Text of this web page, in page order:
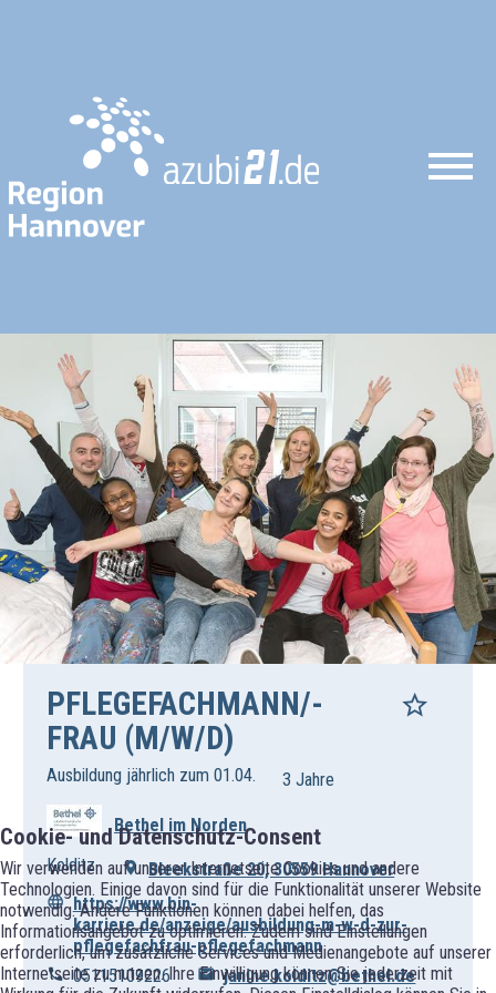
Cookie- und Datenschutz-Consent
Wir verwenden auf unserer Internetseite Cookies und andere
Technologien. Einige davon sind für die Funktionalität unserer Website
notwendig. Andere Funktionen können dabei helfen, das
Informationsangebot zu optimieren. Zudem sind Einstellungen
erforderlich, um zusätzliche Services und Medienangebote auf unserer
Internetseite zu nutzen. Ihre Einwilligung können Sie jederzeit mit
PFLEGEFACHMANN/-
FRAU (M/W/D)
Ausbildung jährlich zum 01.04. 3 Jahre
Bethel im Norden
Kolditz
Bleekstraße 20, 30559 Hannover
https://www.bin-
karriere.de/anzeige/ausbildung-m-w-d-zur-
pflegefachfrau-pflegefachmann
05115109226
janine.kolditz@bethel.de